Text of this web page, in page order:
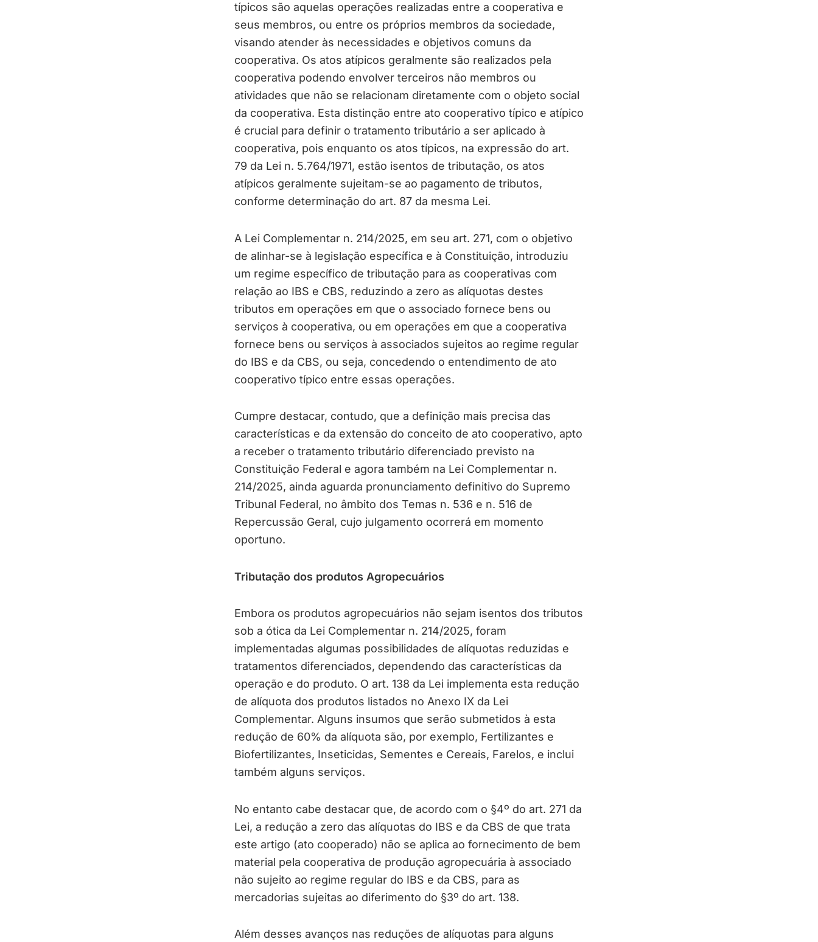
típicos são aquelas operações realizadas entre a cooperativa e
seus membros, ou entre os próprios membros da sociedade,
visando atender às necessidades e objetivos comuns da
cooperativa. Os atos atípicos geralmente são realizados pela
cooperativa podendo envolver terceiros não membros ou
atividades que não se relacionam diretamente com o objeto social
da cooperativa. Esta distinção entre ato cooperativo típico e atípico
é crucial para definir o tratamento tributário a ser aplicado à
cooperativa, pois enquanto os atos típicos, na expressão do art.
79 da Lei n. 5.764/1971, estão isentos de tributação, os atos
atípicos geralmente sujeitam-se ao pagamento de tributos,
conforme determinação do art. 87 da mesma Lei.
A Lei Complementar n. 214/2025, em seu art. 271, com o objetivo
de alinhar-se à legislação específica e à Constituição, introduziu
um regime específico de tributação para as cooperativas com
relação ao IBS e CBS, reduzindo a zero as alíquotas destes
tributos em operações em que o associado fornece bens ou
serviços à cooperativa, ou em operações em que a cooperativa
fornece bens ou serviços à associados sujeitos ao regime regular
do IBS e da CBS, ou seja, concedendo o entendimento de ato
cooperativo típico entre essas operações.
Cumpre destacar, contudo, que a definição mais precisa das
características e da extensão do conceito de ato cooperativo, apto
a receber o tratamento tributário diferenciado previsto na
Constituição Federal e agora também na Lei Complementar n.
214/2025, ainda aguarda pronunciamento definitivo do Supremo
Tribunal Federal, no âmbito dos Temas n. 536 e n. 516 de
Repercussão Geral, cujo julgamento ocorrerá em momento
oportuno.
Tributação dos produtos Agropecuários
Embora os produtos agropecuários não sejam isentos dos tributos
sob a ótica da Lei Complementar n. 214/2025, foram
implementadas algumas possibilidades de alíquotas reduzidas e
tratamentos diferenciados, dependendo das características da
operação e do produto. O art. 138 da Lei implementa esta redução
de alíquota dos produtos listados no Anexo IX da Lei
Complementar. Alguns insumos que serão submetidos à esta
redução de 60% da alíquota são, por exemplo, Fertilizantes e
Biofertilizantes, Inseticidas, Sementes e Cereais, Farelos, e inclui
também alguns serviços.
No entanto cabe destacar que, de acordo com o §4º do art. 271 da
Lei, a redução a zero das alíquotas do IBS e da CBS de que trata
este artigo (ato cooperado) não se aplica ao fornecimento de bem
material pela cooperativa de produção agropecuária à associado
não sujeito ao regime regular do IBS e da CBS, para as
mercadorias sujeitas ao diferimento do §3º do art. 138.
Além desses avanços nas reduções de alíquotas para alguns